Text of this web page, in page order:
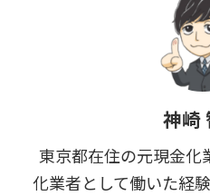
神崎
東京都在住の元現金化
化業者として働いた経